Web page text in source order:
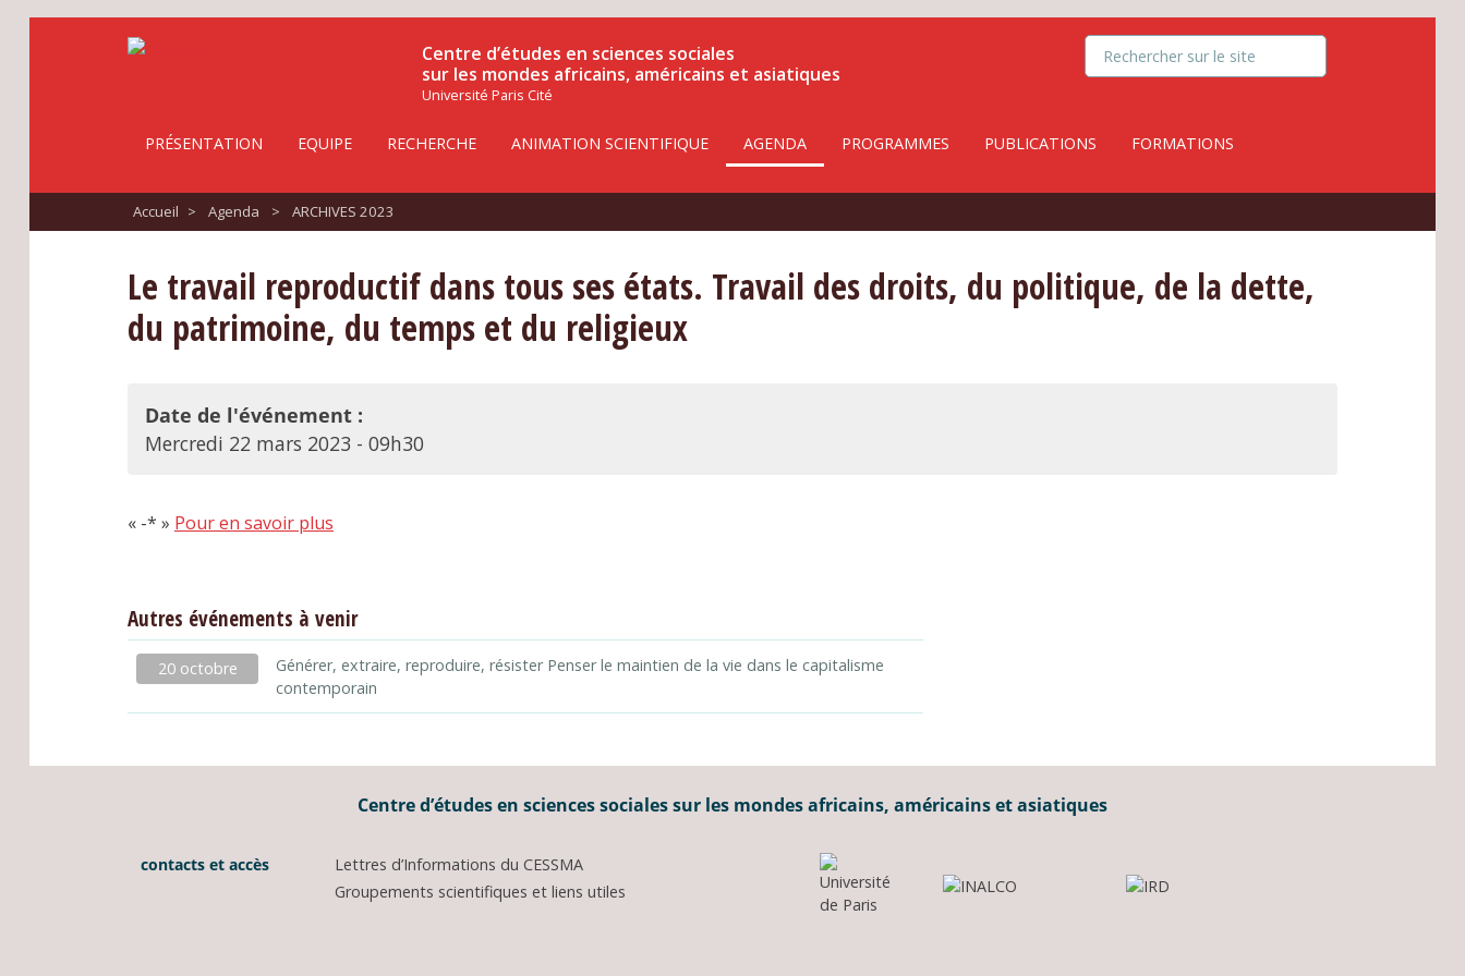
Centre d’études en sciences sociales
sur les mondes africains, américains et asiatiques
Université Paris Cité
PRÉSENTATION EQUIPE RECHERCHE ANIMATION SCIENTIFIQUE AGENDA PROGRAMMES PUBLICATIONS FORMATIONS
Accueil > Agenda > ARCHIVES 2023
Le travail reproductif dans tous ses états. Travail des droits, du politique, de la dette,
du patrimoine, du temps et du religieux
Date de l'événement :
Mercredi 22 mars 2023 - 09h30
« -* » Pour en savoir plus
Autres événements à venir
20 octobre
Générer, extraire, reproduire, résister Penser le maintien de la vie dans le capitalisme
contemporain
Centre d’études en sciences sociales sur les mondes africains, américains et asiatiques
contacts et accès
Lettres d’Informations du CESSMA
Groupements scientifiques et liens utiles